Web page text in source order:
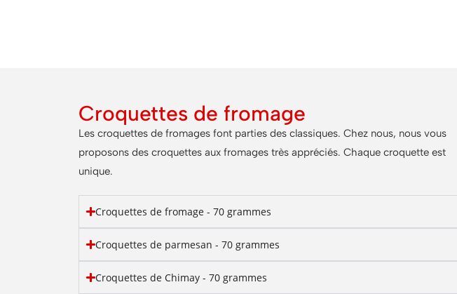
Croquettes de fromage
Les croquettes de fromages font parties des classiques. Chez nous, nous vous
proposons des croquettes aux fromages très appréciés. Chaque croquette est
unique.
Croquettes de fromage - 70 grammes
Croquettes de parmesan - 70 grammes
Croquettes de Chimay - 70 grammes